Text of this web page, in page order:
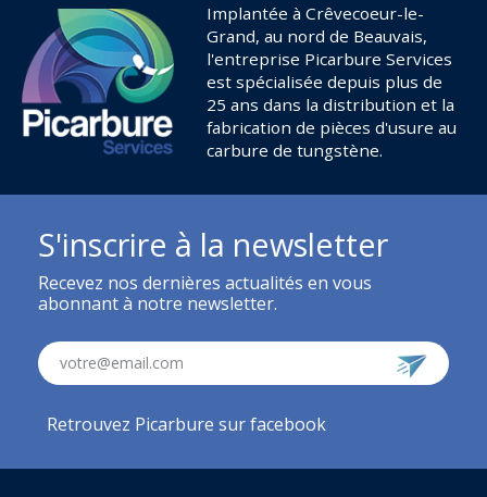
Implantée à Crêvecoeur-le-
Grand, au nord de Beauvais,
l'entreprise Picarbure Services
est spécialisée depuis plus de
25 ans dans la distribution et la
fabrication de pièces d'usure au
carbure de tungstène.
S'inscrire à la newsletter
Recevez nos dernières actualités en vous
abonnant à notre newsletter.
votre@email.com
Retrouvez Picarbure sur facebook